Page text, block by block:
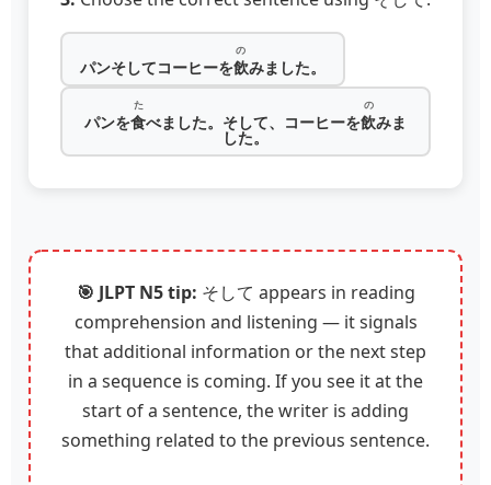
パンそしてコーヒーを飲
の
みました。
パンを食
た
べました。そして、コーヒーを飲
の
みま
した。
🎯 JLPT N5 tip: そして appears in reading
comprehension and listening — it signals
that additional information or the next step
in a sequence is coming. If you see it at the
start of a sentence, the writer is adding
something related to the previous sentence.